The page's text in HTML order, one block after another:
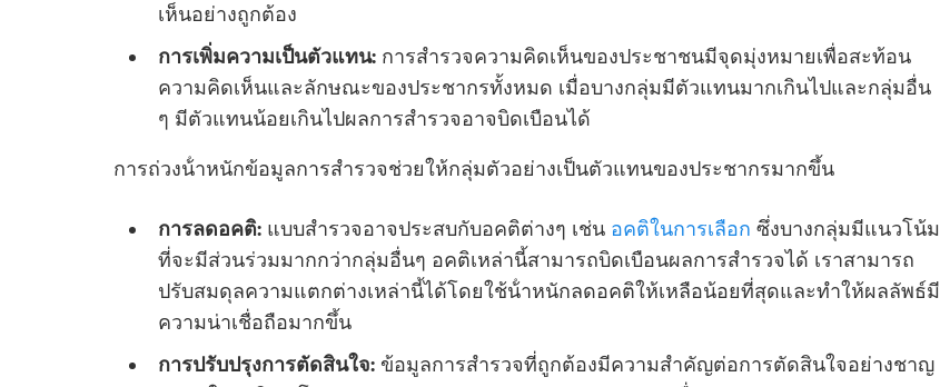
เห็นอย่างถูกต้อง
การเพิ่มความเป็นตัวแทน: การสํารวจความคิดเห็นของประชาชนมีจุดมุ่งหมายเพื่อสะท้อน
ความคิดเห็นและลักษณะของประชากรทั้งหมด เมื่อบางกลุ่มมีตัวแทนมากเกินไปและกลุ่มอื่น
ๆ มีตัวแทนน้อยเกินไปผลการสํารวจอาจบิดเบือนได้
การถ่วงน้ําหนักข้อมูลการสํารวจช่วยให้กลุ่มตัวอย่างเป็นตัวแทนของประชากรมากขึ้น
การลดอคติ: แบบสํารวจอาจประสบกับอคติต่างๆ เช่น อคติในการเลือก ซึ่งบางกลุ่มมีแนวโน้ม
ที่จะมีส่วนร่วมมากกว่ากลุ่มอื่นๆ อคติเหล่านี้สามารถบิดเบือนผลการสํารวจได้ เราสามารถ
ปรับสมดุลความแตกต่างเหล่านี้ได้โดยใช้น้ําหนักลดอคติให้เหลือน้อยที่สุดและทําให้ผลลัพธ์มี
ความน่าเชื่อถือมากขึ้น
การปรับปรุงการตัดสินใจ: ข้อมูลการสํารวจที่ถูกต้องมีความสําคัญต่อการตัดสินใจอย่างชาญ